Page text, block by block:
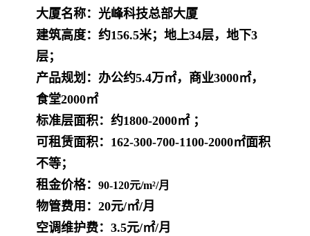
大厦名称：光峰科技总部大厦
建筑高度：约156.5米；地上34层， 地下3
层；
产品规划： 办公约5.4万㎡，商业3000㎡，
食堂2000㎡
标准层面积：约1800-2000㎡；
可租赁面积：162-300-700-1100-2000㎡面积
不等；
租金价格： 90-120元/m²/月
物管费用：20元/㎡/月
空调维护费：3.5元/㎡/月